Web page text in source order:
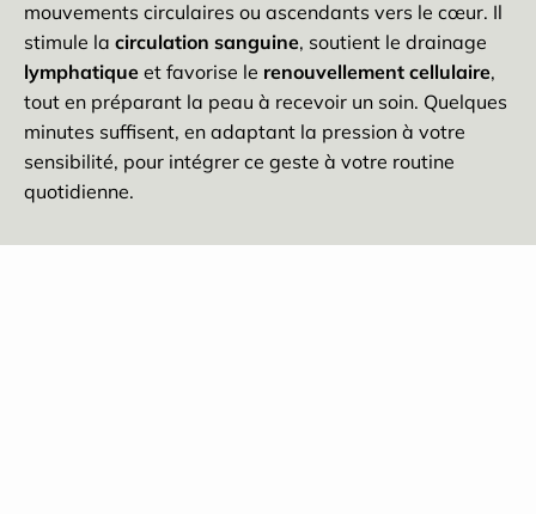
mouvements circulaires ou ascendants vers le cœur. Il
stimule la circulation sanguine, soutient le drainage
lymphatique et favorise le renouvellement cellulaire,
tout en préparant la peau à recevoir un soin. Quelques
minutes suffisent, en adaptant la pression à votre
sensibilité, pour intégrer ce geste à votre routine
quotidienne.